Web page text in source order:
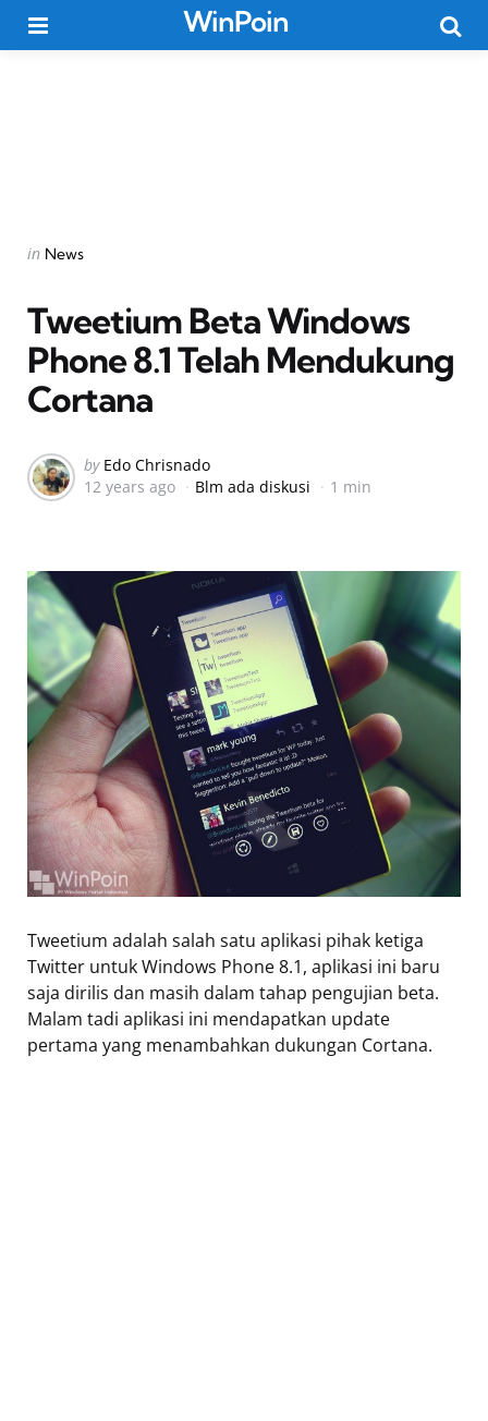
WinPoin
Categories
Posted
in News
Tweetium Beta Windows
Phone 8.1 Telah Mendukung
Cortana
Posted
by
by Edo Chrisnado
12 years ago
Blm ada diskusi 1 min
Tweetium adalah salah satu aplikasi pihak ketiga
Twitter untuk Windows Phone 8.1, aplikasi ini baru
saja dirilis dan masih dalam tahap pengujian beta.
Malam tadi aplikasi ini mendapatkan update
pertama yang menambahkan dukungan Cortana.